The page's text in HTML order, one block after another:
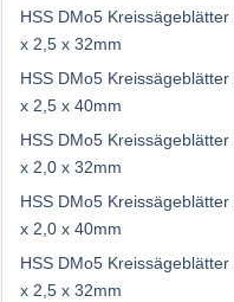
HSS DMo5 Kreissägeblätter
x 2,5 x 32mm
HSS DMo5 Kreissägeblätter
x 2,5 x 40mm
HSS DMo5 Kreissägeblätter
x 2,0 x 32mm
HSS DMo5 Kreissägeblätter
x 2,0 x 40mm
HSS DMo5 Kreissägeblätter
x 2,5 x 32mm